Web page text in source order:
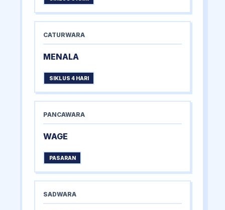
CATURWARA
MENALA
SIKLUS 4 HARI
PANCAWARA
WAGE
PASARAN
SADWARA